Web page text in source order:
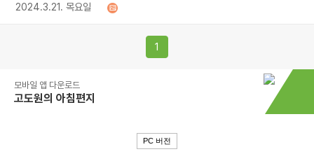
2024.3.21. 목요일
1
모바일 앱 다운로드
고도원의 아침편지
PC 버전